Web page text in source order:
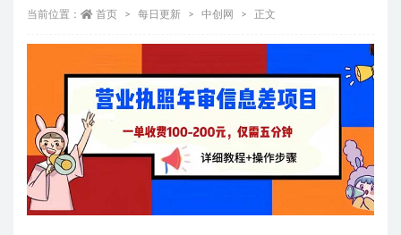
当前位置： 首页 每日更新 中创网 正文